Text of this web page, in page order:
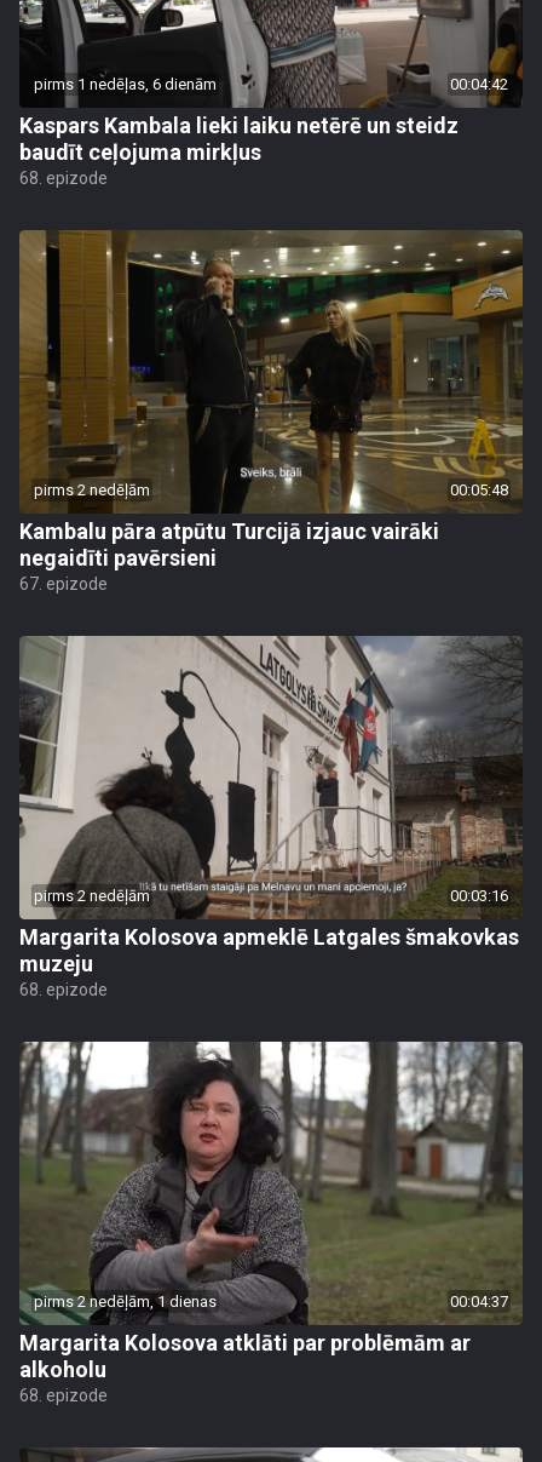
pirms 1 nedēļas, 6 dienām 00:04:42
Kaspars Kambala lieki laiku netērē un steidz
baudīt ceļojuma mirkļus
68. epizode
pirms 2 nedēļām 00:05:48
Kambalu pāra atpūtu Turcijā izjauc vairāki
negaidīti pavērsieni
67. epizode
pirms 2 nedēļām 00:03:16
Margarita Kolosova apmeklē Latgales šmakovkas
muzeju
68. epizode
pirms 2 nedēļām, 1 dienas 00:04:37
Margarita Kolosova atklāti par problēmām ar
alkoholu
68. epizode